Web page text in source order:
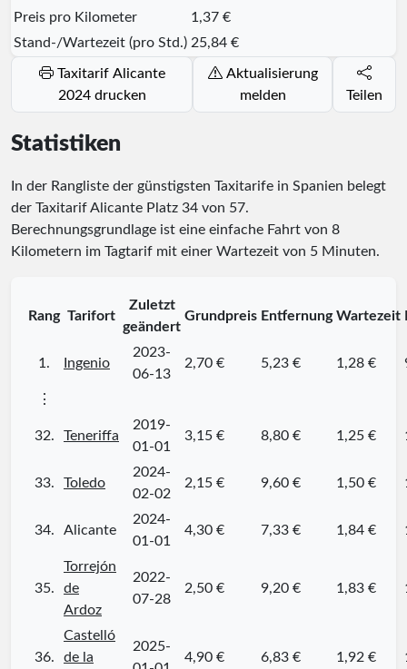
Preis pro Kilometer
1,37 €
Stand-/Wartezeit (pro Std.) 25,84 €
Taxitarif Alicante
2024 drucken
Aktualisierung
melden
Teilen
Statistiken
In der Rangliste der günstigsten Taxitarife in Spanien belegt
der Taxitarif Alicante Platz 34 von 57.
Berechnungsgrundlage ist eine einfache Fahrt von 8
Kilometern im Tagtarif mit einer Wartezeit von 5 Minuten.
Rang Tarifort
Zuletzt
geändert
Grundpreis Entfernung Wartezeit
1. Ingenio
2023-
06-13
2,70 € 5,23 € 1,28 €
⋮
32. Teneriffa
2019-
01-01
3,15 € 8,80 € 1,25 €
33. Toledo
2024-
02-02
2,15 € 9,60 € 1,50 €
34. Alicante
2024-
01-01
4,30 € 7,33 € 1,84 €
35.
Torrejón
de
Ardoz
2022-
07-28
2,50 € 9,20 € 1,83 €
36.
Castelló
de la
2025-
4,90 € 6,83 € 1,92 €